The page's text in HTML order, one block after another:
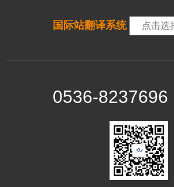
国际站翻译系统 点击选
0536-8237696